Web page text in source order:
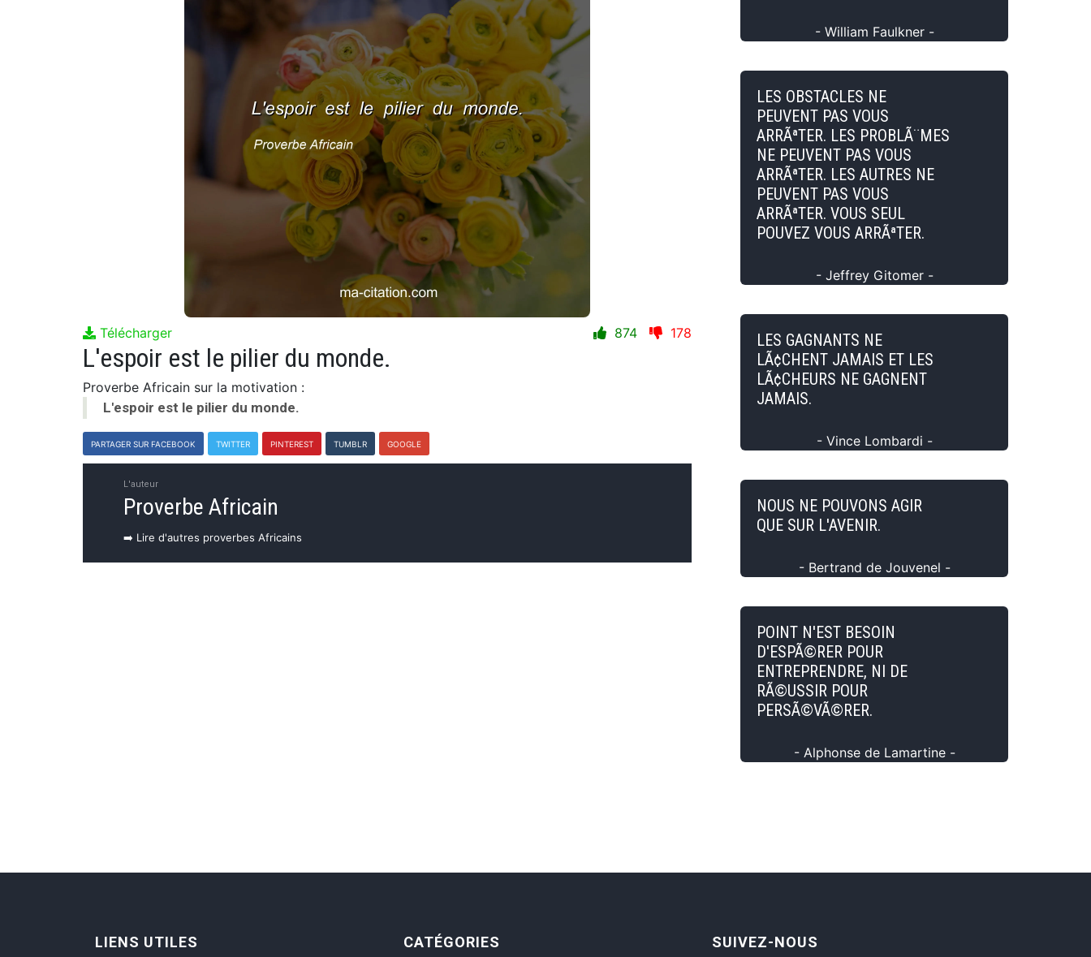
Télécharger 874 178
L'espoir est le pilier du monde.
Proverbe Africain sur la motivation :
L'espoir est le pilier du monde.
PARTAGER SUR FACEBOOK TWITTER PINTEREST TUMBLR GOOGLE
L'auteur
Proverbe Africain
➡️ Lire d'autres proverbes Africains
- William Faulkner -
LES OBSTACLES NE
PEUVENT PAS VOUS
ARRÃªTER. LES PROBLÃ¨MES
NE PEUVENT PAS VOUS
ARRÃªTER. LES AUTRES NE
PEUVENT PAS VOUS
ARRÃªTER. VOUS SEUL
POUVEZ VOUS ARRÃªTER.
- Jeffrey Gitomer -
LES GAGNANTS NE
LÃ¢CHENT JAMAIS ET LES
LÃ¢CHEURS NE GAGNENT
JAMAIS.
- Vince Lombardi -
NOUS NE POUVONS AGIR
QUE SUR L'AVENIR.
- Bertrand de Jouvenel -
POINT N'EST BESOIN
D'ESPÃ©RER POUR
ENTREPRENDRE, NI DE
RÃ©USSIR POUR
PERSÃ©VÃ©RER.
- Alphonse de Lamartine -
LIENS UTILES CATÉGORIES SUIVEZ-NOUS